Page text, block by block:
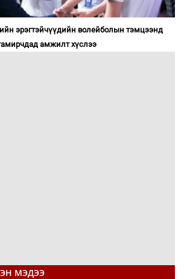
эрэгтэйчүүдийн волейболын тэмцээнд
амжилт хүслээ
МЭДЭЭ